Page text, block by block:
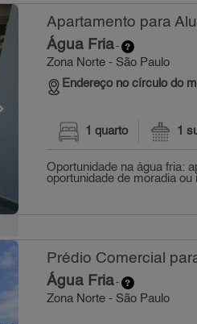
Apartamento para
Água Fria-
Zona Norte - São Paulo
Endereço no círculo do
1 quarto 1
Oportunidade na água fria:
oportunidade de moradia
Prédio Comercial
Água Fria-
Zona Norte - São Paulo